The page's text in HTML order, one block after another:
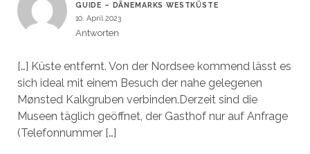
GUIDE – DÄNEMARKS WESTKÜSTE
10. April 2023
Antworten
[…] Küste entfernt. Von der Nordsee kommend lässt es
sich ideal mit einem Besuch der nahe gelegenen
Mønsted Kalkgruben verbinden.Derzeit sind die
Museen täglich geöffnet, der Gasthof nur auf Anfrage
(Telefonnummer […]